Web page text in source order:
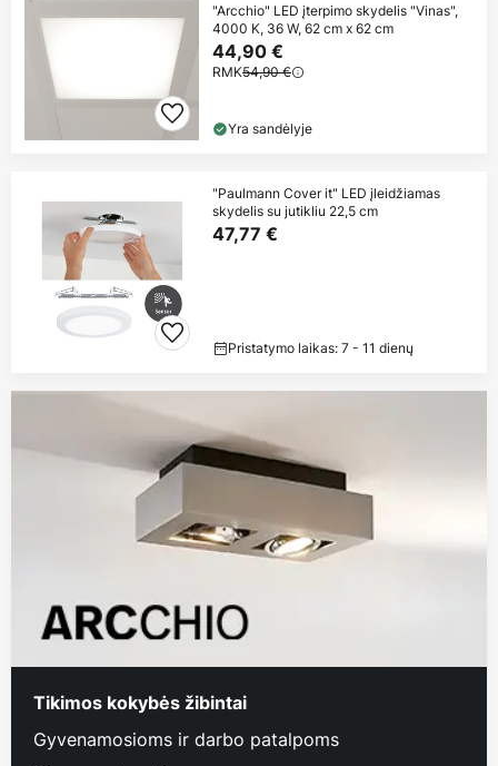
"Arcchio" LED įterpimo skydelis "Vinas",
4000 K, 36 W, 62 cm x 62 cm
44,90 €
RMK54,90 €
Yra sandėlyje
"Paulmann Cover it" LED įleidžiamas
skydelis su jutikliu 22,5 cm
47,77 €
Pristatymo laikas: 7 - 11 dienų
Tikimos kokybės žibintai
Gyvenamosioms ir darbo patalpoms